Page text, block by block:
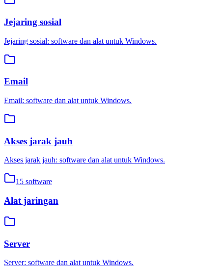
Jejaring sosial
Jejaring sosial: software dan alat untuk Windows.
Email
Email: software dan alat untuk Windows.
Akses jarak jauh
Akses jarak jauh: software dan alat untuk Windows.
15 software
Alat jaringan
Server
Server: software dan alat untuk Windows.